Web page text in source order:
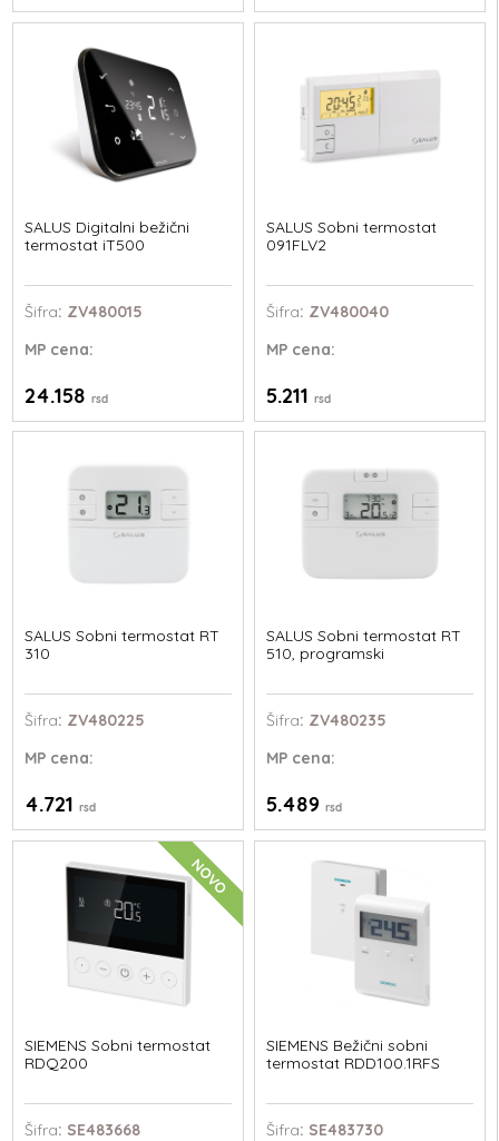
SALUS Digitalni bežični
termostat iT500
Šifra: ZV480015
MP cena:
24.158rsd
SALUS Sobni termostat
091FLV2
Šifra: ZV480040
MPcena:
5.211 rsd
SALUS Sobni termostat RT
310
Šifra: ZV480225
MP cena:
4.721rsd
SALUS Sobni termostat RT
510, programski
Šifra: ZV480235
MPcena:
5.489 rsd
NOVO
SIEMENS Sobni termostat
RDQ200
Šifra: SE483668
SIEMENS Bežični sobni
termostat RDD100.1RFS
Šifra: SE483730